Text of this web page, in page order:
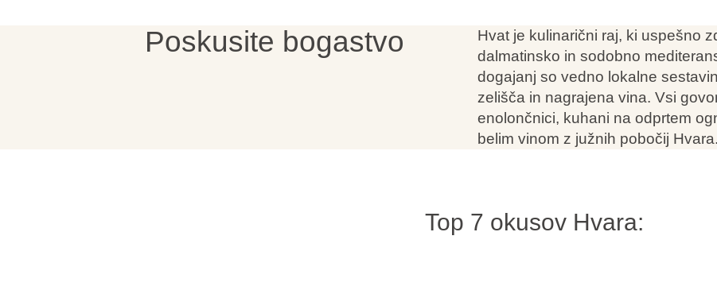
Blagovne znamkePoskusite bogastvo
Hvat je kulinarični raj, ki uspešno
dalmatinsko in sodobno
dogajanj so vedno lokalne
zelišča in nagrajena vina. Vsi
enolončnici, kuhani na odprtem
belim vinom z južnih pobočij Hvara.
Top 7 okusov Hvara: